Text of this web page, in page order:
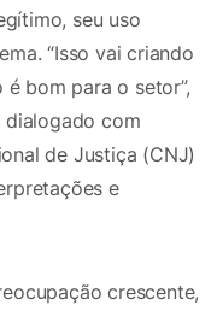
seu uso
“Isso vai criando
bom para o setor”,
dialogado com
de Justiça (CNJ)
e
crescente,